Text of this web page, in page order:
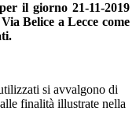
il giorno 21-11-2019
Belice a Lecce come
si avvalgono di
finalità illustrate nella